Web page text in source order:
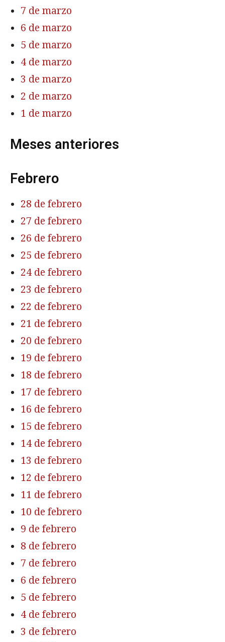
7 de marzo
6 de marzo
5 de marzo
4 de marzo
3 de marzo
2 de marzo
1 de marzo
Meses anteriores
Febrero
28 de febrero
27 de febrero
26 de febrero
25 de febrero
24 de febrero
23 de febrero
22 de febrero
21 de febrero
20 de febrero
19 de febrero
18 de febrero
17 de febrero
16 de febrero
15 de febrero
14 de febrero
13 de febrero
12 de febrero
11 de febrero
10 de febrero
9 de febrero
8 de febrero
7 de febrero
6 de febrero
5 de febrero
4 de febrero
3 de febrero